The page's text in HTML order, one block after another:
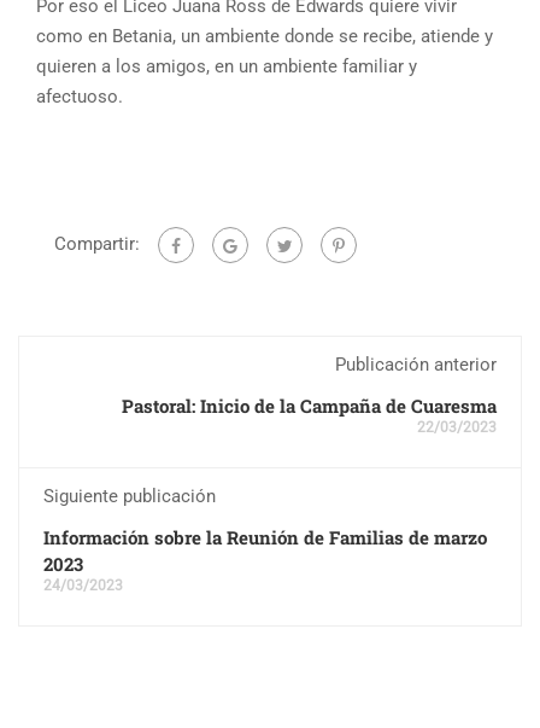
Por eso el Liceo Juana Ross de Edwards quiere vivir
como en Betania, un ambiente donde se recibe, atiende y
quieren a los amigos, en un ambiente familiar y
afectuoso.
Compartir:
Publicación anterior
Pastoral: Inicio de la Campaña de Cuaresma
22/03/2023
Siguiente publicación
Información sobre la Reunión de Familias de marzo
2023
24/03/2023